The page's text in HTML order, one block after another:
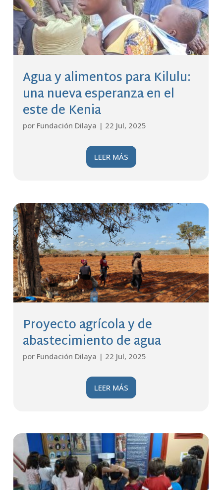
Agua y alimentos para Kilulu:
una nueva esperanza en el
este de Kenia
por Fundación Dilaya | 22 Jul, 2025
LEER MÁS
Proyecto agrícola y de
abastecimiento de agua
por Fundación Dilaya | 22 Jul, 2025
LEER MÁS